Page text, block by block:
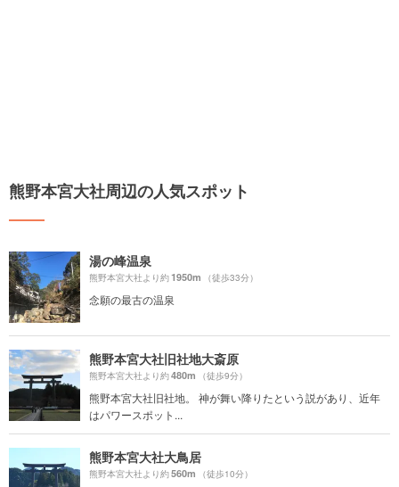
熊野本宮大社周辺の人気スポット
湯の峰温泉
熊野本宮大社より約1950m （徒歩33分）
念願の最古の温泉
熊野本宮大社旧社地大斎原
熊野本宮大社より約480m （徒歩9分）
熊野本宮大社旧社地。 神が舞い降りたという説があり、近年
はパワースポット...
熊野本宮大社大鳥居
熊野本宮大社より約560m （徒歩10分）